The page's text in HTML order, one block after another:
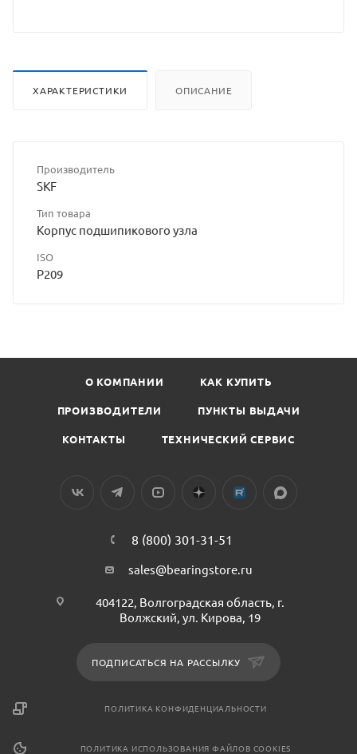
ХАРАКТЕРИСТИКИ ОПИСАНИЕ
Производитель
SKF
Тип товара
Корпус подшипикового узла
ISO
P209
О КОМПАНИИ КАК КУПИТЬ
ПРОИЗВОДИТЕЛИ ПУНКТЫ ВЫДАЧИ
КОНТАКТЫ ТЕХНИЧЕСКИЙ СЕРВИС
8 (800) 301-31-51
sales@bearingstore.ru
404122, Волгоградская область, г.
Волжский, ул. Кирова, 19
ПОДПИСАТЬСЯ НА РАССЫЛКУ
ПОЛИТИКА КОНФИДЕНЦИАЛЬНОСТИ
ПОЛИТИКА ИСПОЛЬЗОВАНИЯ ФАЙЛОВ COOKIES